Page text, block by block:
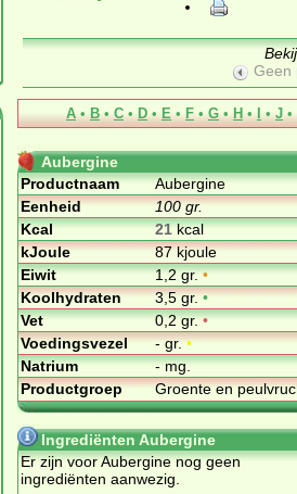
Geen
A • B • C • D • E • F • G • H • I • J •
Aubergine
Productnaam
Aubergine
Eenheid
100 gr.
Kcal
21kcal
kJoule
87 kjoule
Eiwit
1,2 gr.•
Koolhydraten
3,5 gr.•
Vet
0,2 gr.•
Voedingsvezel
- gr.•
Natrium
- mg.
Productgroep
Groente en
Ingrediënten Aubergine
Er zijn voor Aubergine nog geen
ingrediënten aanwezig.